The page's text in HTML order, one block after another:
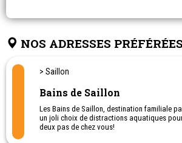
NOS ADRESSES PRÉFÉRÉES
> Saillon
Bains de Saillon
Les Bains de Saillon, destination familiale
un joli choix de distractions aquatiques
deux pas de chez vous!